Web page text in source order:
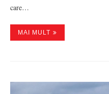
care…
MAI MULT